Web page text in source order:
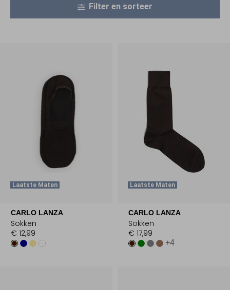
Filter en sorteer
Laatste Maten
CARLO LANZA
Sokken
€ 12,99
Laatste Maten
CARLO LANZA
Sokken
€ 17,99
+4